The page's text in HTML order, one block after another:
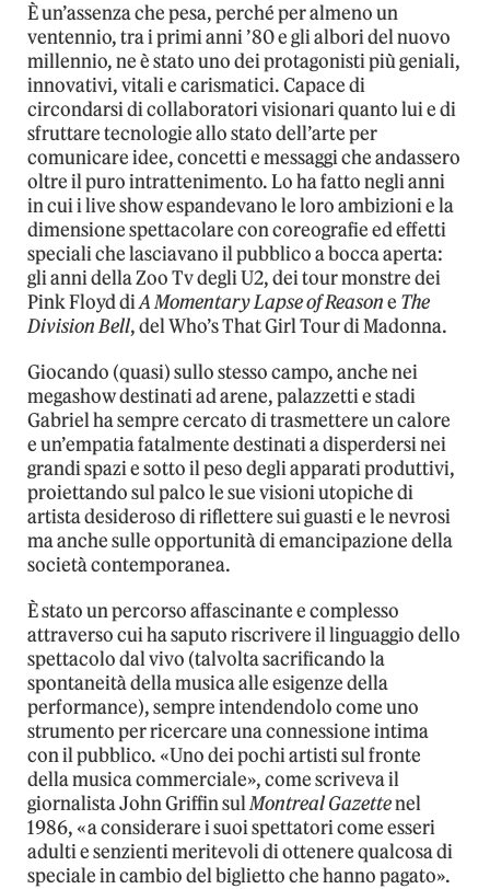
È un’assenza che pesa, perché per almeno un
ventennio, tra i primi anni ’80 e gli albori del nuovo
millennio, ne è stato uno dei protagonisti più geniali,
innovativi, vitali e carismatici. Capace di
circondarsi di collaboratori visionari quanto lui e di
sfruttare tecnologie allo stato dell’arte per
comunicare idee, concetti e messaggi che andassero
oltre il puro intrattenimento. Lo ha fatto negli anni
in cui i live show espandevano le loro ambizioni e la
dimensione spettacolare con coreografie ed effetti
speciali che lasciavano il pubblico a bocca aperta:
gli anni della Zoo Tv degli U2, dei tour monstre dei
Pink Floyd diA Momentary Lapse of Reasone The
Division Bell, del Who’s That Girl Tour di Madonna.
Giocando (quasi) sullo stesso campo, anche nei
megashow destinati ad arene, palazzetti e stadi
Gabriel ha sempre cercato di trasmettere un calore
e un’empatia fatalmente destinati a disperdersi nei
grandi spazi e sotto il peso degli apparati produttivi,
proiettando sul palco le sue visioni utopiche di
artista desideroso di riflettere sui guasti e le nevrosi
ma anche sulle opportunità di emancipazione della
società contemporanea.
È stato un percorso affascinante e complesso
attraverso cui ha saputo riscrivere il linguaggio dello
spettacolo dal vivo (talvolta sacrificando la
spontaneità della musica alle esigenze della
performance), sempre intendendolo come uno
strumento per ricercare una connessione intima
con il pubblico. «Uno dei pochi artisti sul fronte
della musica commerciale», come scriveva il
giornalista John Griffin sulMontreal Gazettenel
1986, «a considerare i suoi spettatori come esseri
adulti e senzienti meritevoli di ottenere qualcosa di
speciale in cambio del biglietto che hanno pagato».